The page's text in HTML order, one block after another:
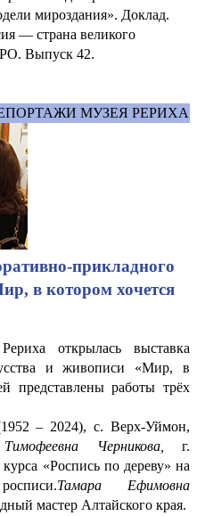
мироздания». Доклад.
— страна великого
Выпуск 42.
МУЗЕЯ РЕРИХА
прикладного
в котором хочется
открылась выставка
и живописи «Мир, в
представлены работы трёх
– 2024), с. Верх-Уймон,
Черникова,
г.
«Роспись по дереву» на
Тамара Ефимовна
мастер Алтайского края.